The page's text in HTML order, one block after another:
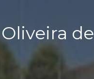
de